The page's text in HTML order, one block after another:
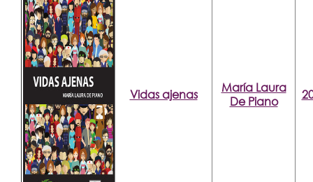
Vidas ajenas
María Laura
De Piano